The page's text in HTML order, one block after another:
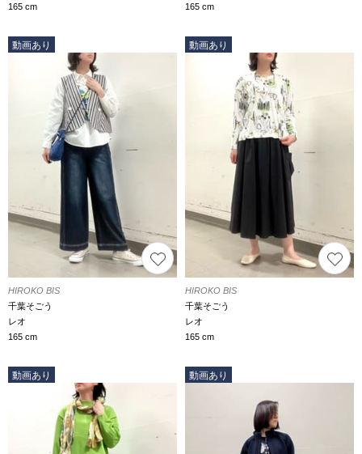
165 cm
165 cm
動画あり
HIROKO BIS
千葉そごう
レオ
165 cm
動画あり
HIROKO BIS
千葉そごう
レオ
165 cm
動画あり 動画あり